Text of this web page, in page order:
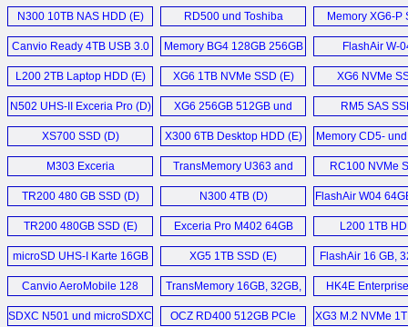
Canvio Basics 2022 2TB
USB 3.2 Gen 1 External
HDD (E)
N300 16TB NAS
Festplatte (D)
Canvio Advance 2TB USB
3.2 Gen1 (E)
X300 14TB Performance
HDD (E)
X300 8TB HDD (E)
Mehr Speicher News ...
47M7463DG (D)
CB30-102 Notebook (D)
Satellite P50-A-11L (D)
KIRAbook 13 i7 (E)
Mehr Sonstige News ...
14TB HDD (D)
SSD (D)
N300 10TB NAS HDD (E)
RD500 und Toshiba
RC500 (D)
Memory XG6-P
Canvio Ready 4TB USB 3.0
HDD (E)
Memory BG4 128GB 256GB
512GB und 1TB (D)
FlashAir W-
L200 2TB Laptop HDD (E) XG6 1TB NVMe SSD (E) XG6 NVMe
N502 UHS-II Exceria Pro (D)
XG6 256GB 512GB und
1024GB (D)
RM5 SAS
XS700 SSD (D) X300 6TB Desktop HDD (E)
Memory CD5-
HK6-DC
M303 Exceria
microSDXC (D)
TransMemory U363 and
U364 128GB USB 3.0 (E)
RC100 NVMe
TR200 480 GB SSD (D) N300 4TB (D)
FlashAir W04
SDXC
TR200 480GB SSD (E)
Exceria Pro M402 64GB
microSDXC (D)
L200 1TB
microSD UHS-I Karte 16GB
bis 256GB (D)
XG5 1TB SSD (E)
FlashAir 16 GB,
64 GB
Canvio AeroMobile 128
GB (D)
TransMemory 16GB, 32GB,
64GB, 128GB (D)
HK4E
SSD (E)
SDXC N501 und microSDXC
OCZ RD400 512GB PCIe
XG3 M.2 NVMe